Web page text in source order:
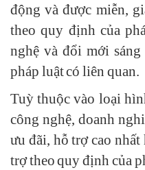
động và được miễn,
theo quy định của
nghệ và đổi mới
pháp luật có liên quan.
Tuỳ thuộc vào loại
công nghệ, doanh
ưu đãi, hỗ trợ cao
trợ theo quy định của